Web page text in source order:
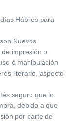
Hábiles para
Nuevos
impresión o
ó manipulación
literario, aspecto
seguro que lo
debido a que
por parte de